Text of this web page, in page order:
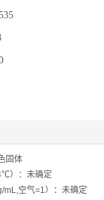
固体
℃）：未确定
mL,空气=1）：未确定